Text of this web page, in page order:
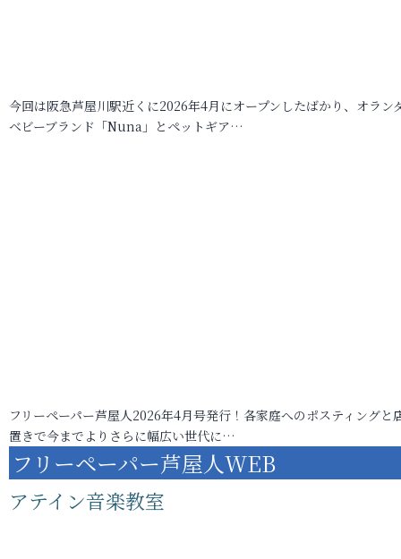
今回は阪急芦屋川駅近くに2026年4月にオープンしたばかり、オラン
ベビーブランド「Nuna」とペットギア…
フリーペーパー芦屋人2026年4月号発行！各家庭へのポスティングと
置きで今までよりさらに幅広い世代に…
フリーペーパー芦屋人WEB
アテイン音楽教室